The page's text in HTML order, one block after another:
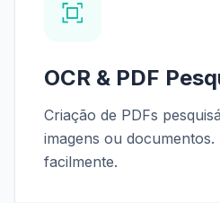
OCR & PDF
Criação de PDFs
imagens ou documentos.
facilmente.